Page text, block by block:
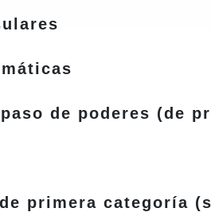
de poderes (de
primera categoría